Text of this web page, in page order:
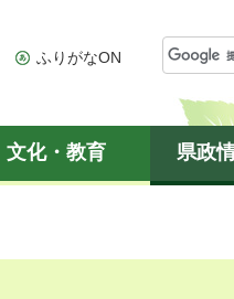
ふりがなON
文化・教育 県政